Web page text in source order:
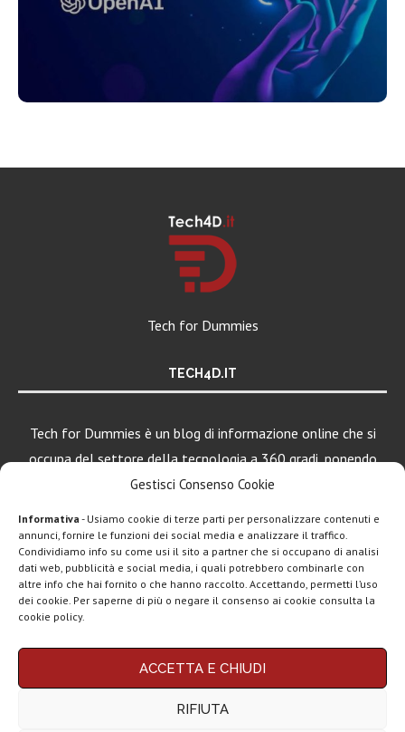
Gestisci Consenso Cookie
Informativa - Usiamo cookie di terze parti per personalizzare contenuti e
annunci, fornire le funzioni dei social media e analizzare il traffico.
Condividiamo info su come usi il sito a partner che si occupano di analisi
dati web, pubblicità e social media, i quali potrebbero combinarle con
altre info che hai fornito o che hanno raccolto. Accettando, permetti l’uso
dei cookie. Per saperne di più o negare il consenso ai cookie consulta la
cookie policy.
ACCETTA E CHIUDI
RIFIUTA
Tech for Dummies
TECH4D.IT
Tech for Dummies è un blog di informazione online che si
occupa del settore della tecnologia a 360 gradi, ponendo
una particolare attenzione al mondo Android, Apple e
Chi siamo Contatti Disclaimer Privacy policy
Questo blog non rappresenta una testata giornalistica in quanto viene aggiornato
LEGGI ANCHE
ClawdBot
(OpenClaw):